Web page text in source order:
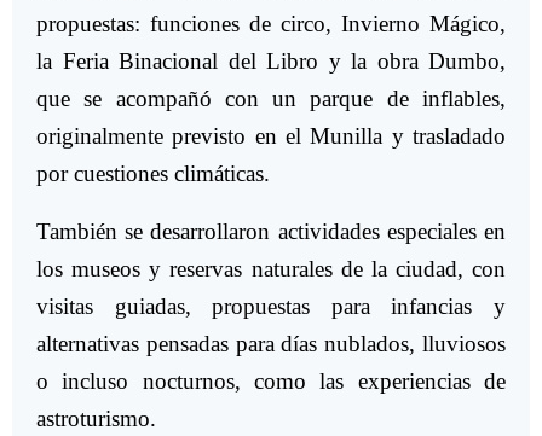
propuestas: funciones de circo, Invierno Mágico,
la Feria Binacional del Libro y la obra Dumbo,
que se acompañó con un parque de inflables,
originalmente previsto en el Munilla y trasladado
por cuestiones climáticas.
También se desarrollaron actividades especiales en
los museos y reservas naturales de la ciudad, con
visitas guiadas, propuestas para infancias y
alternativas pensadas para días nublados, lluviosos
o incluso nocturnos, como las experiencias de
astroturismo.